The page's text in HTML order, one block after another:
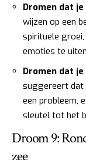
Dromen dat
wijzen op een
spirituele
emoties te
Dromen dat
suggereert dat
een probleem,
sleutel tot het
Droom 9:
zee